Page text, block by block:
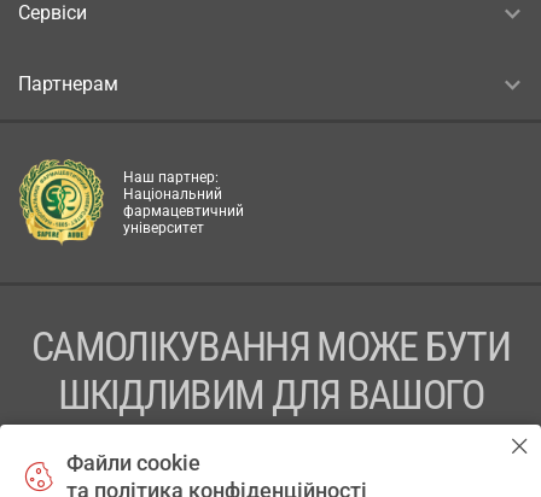
Сервіси
Партнерам
Наш партнер:
Національний
фармацевтичний
університет
САМОЛІКУВАННЯ МОЖЕ БУТИ
ШКІДЛИВИМ ДЛЯ ВАШОГО
Файли cookie
та політика конфіденційності